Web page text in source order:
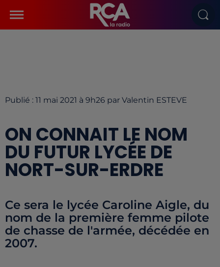
Publié : 11 mai 2021 à 9h26 par Valentin ESTEVE
ON CONNAIT LE NOM
DU FUTUR LYCÉE DE
NORT-SUR-ERDRE
Ce sera le lycée Caroline Aigle, du
nom de la première femme pilote
de chasse de l'armée, décédée en
2007.